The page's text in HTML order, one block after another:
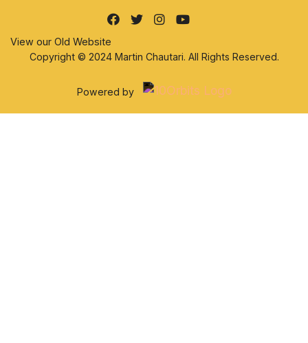
View our Old Website
Copyright © 2024 Martin Chautari. All Rights Reserved.
Powered by